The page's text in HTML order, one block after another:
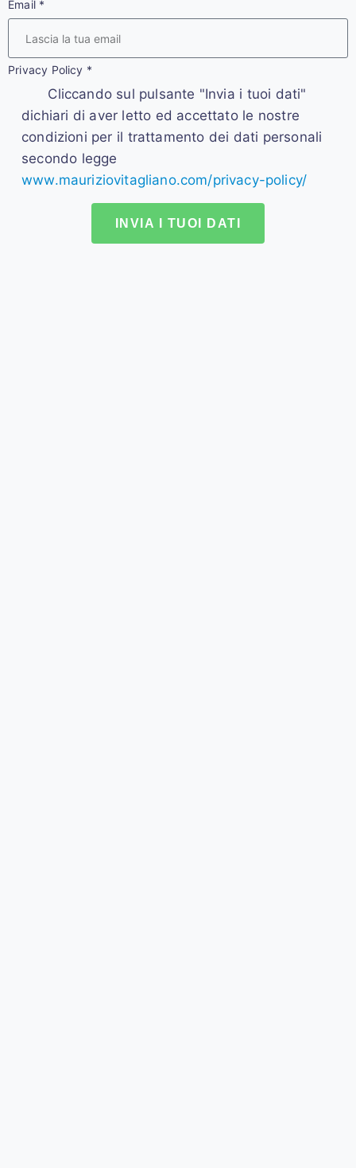
Email *
Privacy Policy *
Cliccando sul pulsante "Invia i tuoi dati"
dichiari di aver letto ed accettato le nostre
condizioni per il trattamento dei dati personali
secondo legge
www.mauriziovitagliano.com/privacy-policy/